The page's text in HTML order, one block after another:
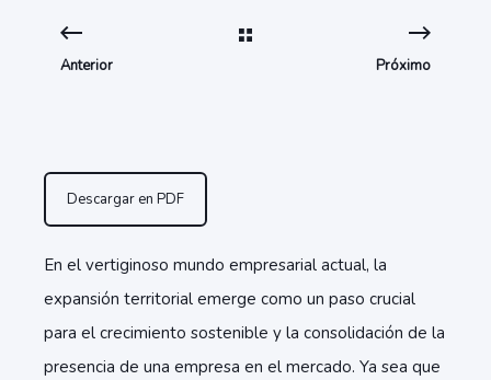
Anterior Próximo
Descargar en PDF
En el vertiginoso mundo empresarial actual, la
expansión territorial emerge como un paso crucial
para el crecimiento sostenible y la consolidación de la
presencia de una empresa en el mercado. Ya sea que